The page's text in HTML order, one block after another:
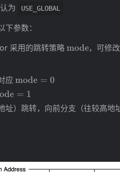
为 USE_GLOBAL
下参数：
采用的跳转策略mode，可修
应\mathrm{mode}=0
mode = 0
= 1
址）跳转，向前分支（往较高地